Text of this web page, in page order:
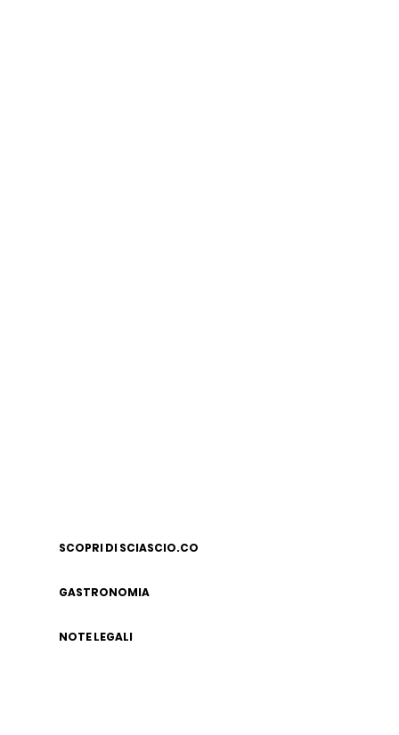
SCOPRI DI SCIASCIO.CO
GASTRONOMIA
NOTE LEGALI